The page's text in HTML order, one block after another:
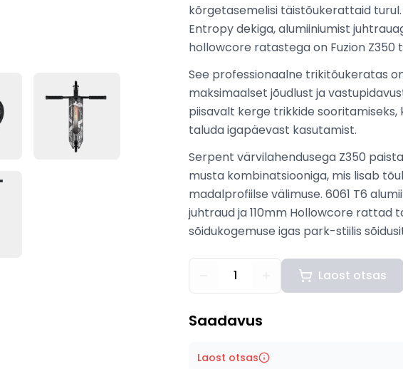
kõrgetasemelisi täistõukerattaid
Entropy dekiga, alumiiniumist
hollowcore ratastega on Fuzion Z350
See professionaalne trikitõukeratas
maksimaalset jõudlust ja
piisavalt kerge trikkide sooritamiseks,
taluda igapäevast kasutamist.
Serpent värvilahendusega Z350
musta kombinatsiooniga, mis lisab
madalprofiilse välimuse. 6061 T6
juhtraud ja 110mm Hollowcore rattad
sõidukogemuse igas park-stiilis
1 Laost otsas
Saadavus
Laost otsas